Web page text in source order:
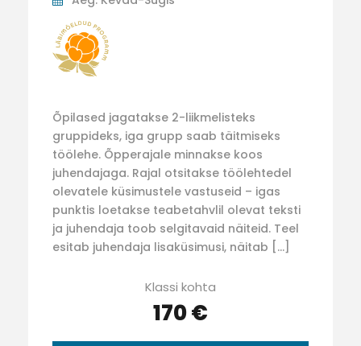
Õpilased jagatakse 2-liikmelisteks
gruppideks, iga grupp saab täitmiseks
töölehe. Õpperajale minnakse koos
juhendajaga. Rajal otsitakse töölehtedel
olevatele küsimustele vastuseid – igas
punktis loetakse teabetahvlil olevat teksti
ja juhendaja toob selgitavaid näiteid. Teel
esitab juhendaja lisaküsimusi, näitab […]
Klassi kohta
170 €